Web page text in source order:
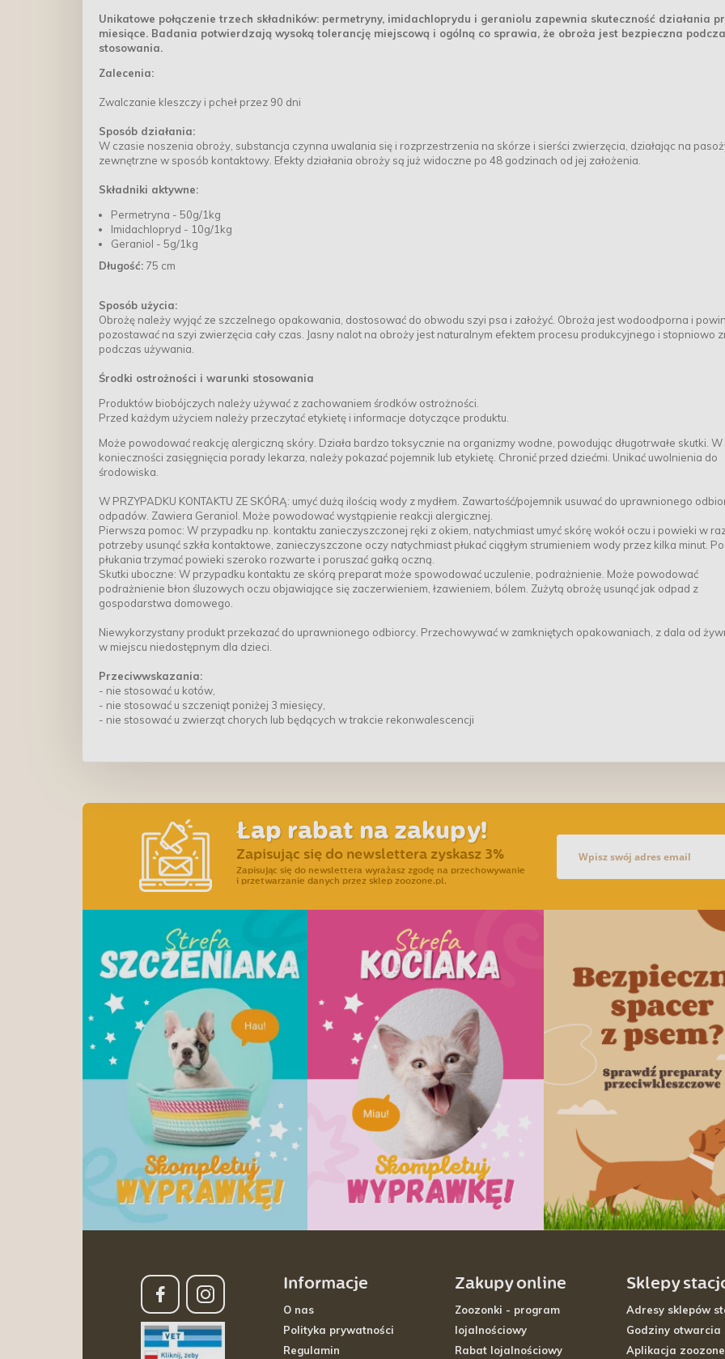
Unikatowe połączenie trzech składników: permetryny, imidachloprydu i geraniolu zapewnia skuteczność działania
miesiące. Badania potwierdzają wysoką tolerancję miejscową i ogólną co sprawia, że obroża jest bezpieczna
stosowania.
Zalecenia:
Zwalczanie kleszczy i pcheł przez 90 dni
Sposób działania:
W czasie noszenia obroży, substancja czynna uwalania się i rozprzestrzenia na skórze i sierści zwierzęcia, działając na
zewnętrzne w sposób kontaktowy. Efekty działania obroży są już widoczne po 48 godzinach od jej założenia.
Składniki aktywne:
Permetryna - 50g/1kg
Imidachlopryd - 10g/1kg
Geraniol - 5g/1kg
Długość: 75 cm
Sposób użycia:
Obrożę należy wyjąć ze szczelnego opakowania, dostosować do obwodu szyi psa i założyć. Obroża jest wodoodporna i
pozostawać na szyi zwierzęcia cały czas. Jasny nalot na obroży jest naturalnym efektem procesu produkcyjnego i stopniowo
podczas używania.
Środki ostrożności i warunki stosowania
Produktów biobójczych należy używać z zachowaniem środków ostrożności.
Przed każdym użyciem należy przeczytać etykietę i informacje dotyczące produktu.
Może powodować reakcję alergiczną skóry. Działa bardzo toksycznie na organizmy wodne, powodując długotrwałe skutki. W
konieczności zasięgnięcia porady lekarza, należy pokazać pojemnik lub etykietę. Chronić przed dziećmi. Unikać uwolnienia do
środowiska.
W PRZYPADKU KONTAKTU ZE SKÓRĄ: umyć dużą ilością wody z mydłem. Zawartość/pojemnik usuwać do uprawnionego
odpadów. Zawiera Geraniol. Może powodować wystąpienie reakcji alergicznej.
Pierwsza pomoc: W przypadku np. kontaktu zanieczyszczonej ręki z okiem, natychmiast umyć skórę wokół oczu i powieki w
potrzeby usunąć szkła kontaktowe, zanieczyszczone oczy natychmiast płukać ciągłym strumieniem wody przez kilka minut.
płukania trzymać powieki szeroko rozwarte i poruszać gałką oczną.
Skutki uboczne: W przypadku kontaktu ze skórą preparat może spowodować uczulenie, podrażnienie. Może powodować
podrażnienie błon śluzowych oczu objawiające się zaczerwieniem, łzawieniem, bólem. Zużytą obrożę usunąć jak odpad z
gospodarstwa domowego.
Niewykorzystany produkt przekazać do uprawnionego odbiorcy. Przechowywać w zamkniętych opakowaniach, z dala od
w miejscu niedostępnym dla dzieci.
Przeciwwskazania:
- nie stosować u kotów,
- nie stosować u szczeniąt poniżej 3 miesięcy,
- nie stosować u zwierząt chorych lub będących w trakcie rekonwalescencji
Łap rabat na zakupy!
Zapisując się do newslettera zyskasz 3%
Zapisując się do newslettera wyrażasz zgodę na przechowywanie
i przetwarzanie danych przez sklep zoozone.pl.
Informacje
O nas
Polityka prywatności
Regulamin
Zakupy online
Zoozonki - program
lojalnościowy
Rabat lojalnościowy
Sklepy
Adresy sklepów
Godziny otwarcia
Aplikacja